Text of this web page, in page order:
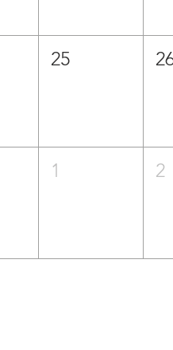
25
1 2